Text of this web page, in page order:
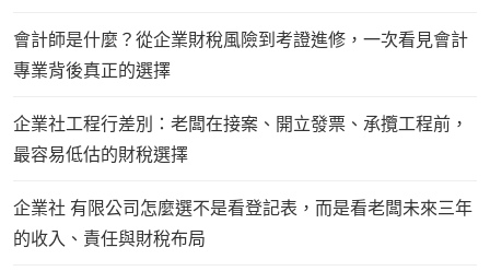
會計師是什麼？從企業財稅風險到考證進修，一次看見會計
專業背後真正的選擇
企業社工程行差別：老闆在接案、開立發票、承攬工程前，
最容易低估的財稅選擇
企業社 有限公司怎麼選不是看登記表，而是看老闆未來三年
的收入、責任與財稅布局